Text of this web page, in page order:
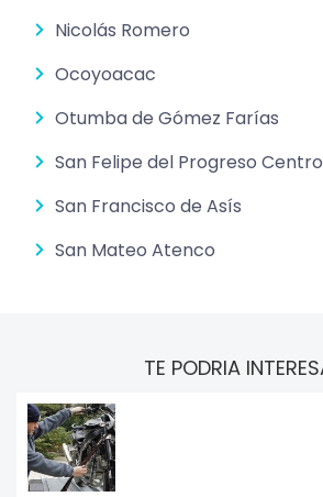
Nicolás Romero
Ocoyoacac
Otumba de Gómez Farías
San Felipe del Progreso Centro
San Francisco de Asís
San Mateo Atenco
TE PODRIA